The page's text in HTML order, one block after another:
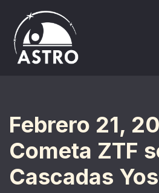
Saltar
al
contenido
Febrero 21,
Cometa ZTF
Cascadas